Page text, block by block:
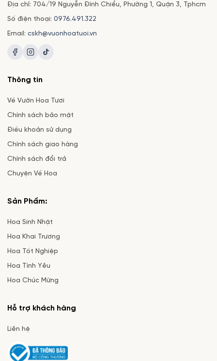
Địa chỉ: 704/19 Nguyễn Đình Chiểu, Phường 1, Quận 3, Tphcm
Số điện thoại: 0976.491.322
Email: cskh@vuonhoatuoi.vn
Thông tin
Về Vườn Hoa Tươi
Chính sách bảo mật
Điều khoản sử dụng
Chính sách giao hàng
Chính sách đổi trả
Chuyện Về Hoa
Sản Phẩm:
Hoa Sinh Nhật
Hoa Khai Trương
Hoa Tốt Nghiệp
Hoa Tình Yêu
Hoa Chúc Mừng
Hỗ trợ khách hàng
Liên hệ